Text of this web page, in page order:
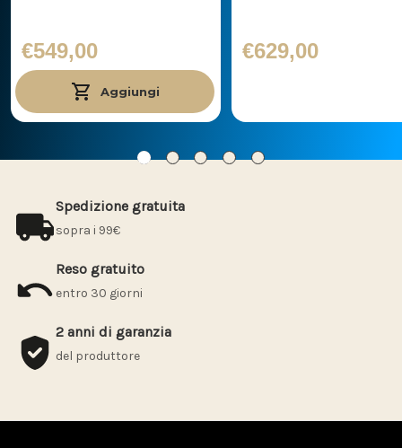
€549,00
Aggiungi
€629,00
Spedizione gratuita
sopra i 99€
Reso gratuito
entro 30 giorni
2 anni di garanzia
del produttore